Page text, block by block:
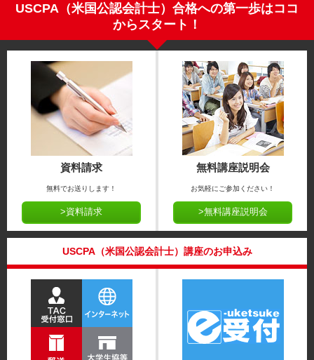
USCPA（米国公認会計士）合格への第一歩はココ
からスタート！
資料請求
無料でお送りします！
>資料請求
無料講座説明会
お気軽にご参加ください！
>無料講座説明会
USCPA（米国公認会計士）講座のお申込み